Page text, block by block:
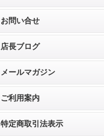
お問い合せ
店長ブログ
メールマガジン
ご利用案内
特定商取引法表示